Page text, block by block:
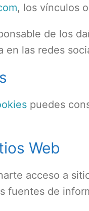
, los vínculos
de los
en las redes
puedes
Web
acceso a
fuentes de